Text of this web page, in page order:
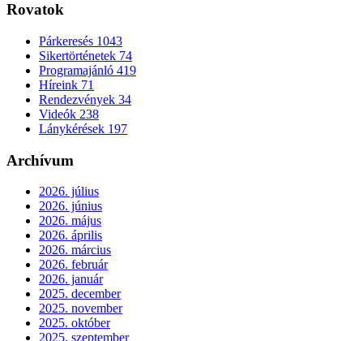
Rovatok
Párkeresés 1043
Sikertörténetek 74
Programajánló 419
Híreink 71
Rendezvények 34
Videók 238
Lánykérések 197
Archívum
2026. július
2026. június
2026. május
2026. április
2026. március
2026. február
2026. január
2025. december
2025. november
2025. október
2025. szeptember